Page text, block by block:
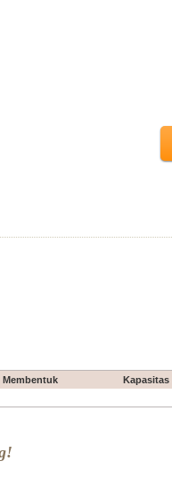
Membentuk
Kapasitas